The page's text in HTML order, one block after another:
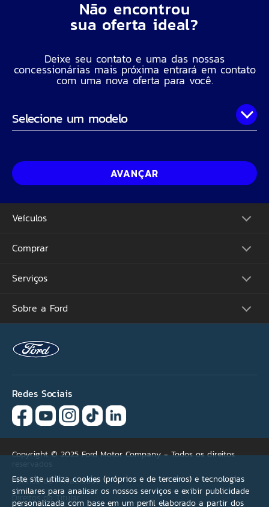
Não encontrou
sua oferta ideal?
Deixe seu contato e uma das nossas
concessionárias mais próxima entrará em contato
com uma nova oferta para você.
Onde você está?Nome Completo
Telefone
Por que não encontrou
mais de uma opção.
Versão não encontrada
Condições de pagamento
Acessórios
Outros
AVANÇAR
Este site utiliza cookies (próprios e de terceiros) e tecnologias
similares para analisar os nossos serviços e exibir publicidade
personalizada com base em um perfil elaborado a partir dos
Veículos
Picapes
Suvs
Performance
Comprar
Monte o Seu
Ofertas
Concessionárias
Acessórios Ford
Serviços Financeiros
Simule seu Financiamento
Plano Ford Sempre
Serviços
Atualização Sync
Proprietários
Recall
Ford Protect
Revisão Preço Fixo Ford
Agende seu Serviço
Garantia
Quick Lane®
Sobre a Ford
Carreiras
Programa de Estágio
Ford Global
Notícias
Redes Sociais
Copyright © 2025 Ford Motor Company - Todos os direitos
Política de Privacidade
Direitos do Titular